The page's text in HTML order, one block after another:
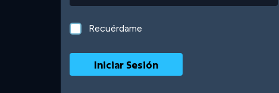
sesión
o
apodoRecuérdame